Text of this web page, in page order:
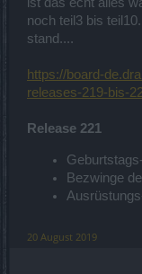
noch teil3 bis
stand....
https://board-
releases-219-bis-
Release 221
Bezwinge
20 August 2019